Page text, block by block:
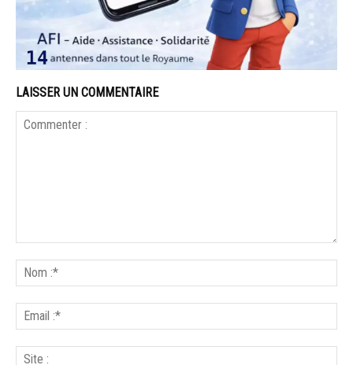
LAISSER UN COMMENTAIRE